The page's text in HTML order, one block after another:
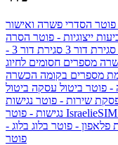
פוטר הסדרי פשרה ואישור
ייצוגיות - פוטר הסרה
סגירת דור 3
סגירת דור 3 -
מספרים חסומים לחיוג
מספרים בקומה הכשרה
- פוטר ביטול עסקה ביטול
שירות - פוטר נגישות
פלאפון - פוטר בלוג בלוג -
פוטר